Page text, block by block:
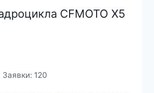
CFMOTO X5
120